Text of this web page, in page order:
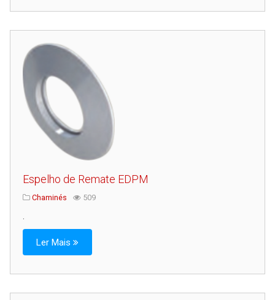
Ferramentas
Serviços
Assistência Técnica
Centro de Formação
Gabinete de Engenharia
Armazém e Logística
Novidades
Espelho de Remate EDPM
Chaminés 509
Ler Mais